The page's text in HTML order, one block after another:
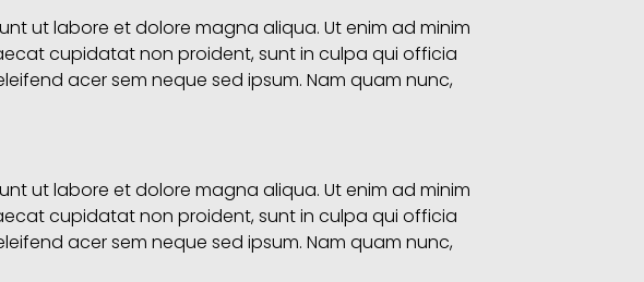
ut labore et dolore magna aliqua. Ut enim ad minim
cupidatat non proident, sunt in culpa qui officia
acer sem neque sed ipsum. Nam quam nunc,
ut labore et dolore magna aliqua. Ut enim ad minim
cupidatat non proident, sunt in culpa qui officia
acer sem neque sed ipsum. Nam quam nunc,